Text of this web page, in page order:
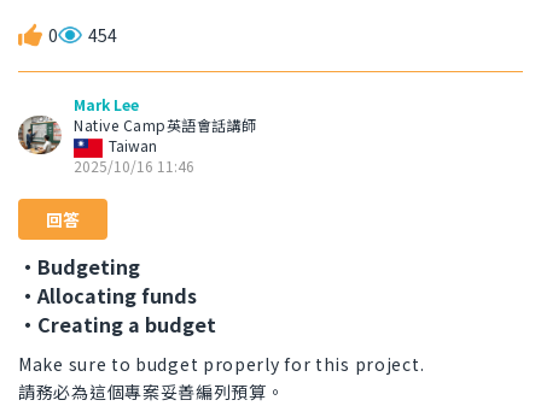
0 454
Mark Lee
Native Camp英語會話講師
Taiwan
2025/10/16 11:46
回答
・Budgeting
・Allocating funds
・Creating a budget
Make sure to budget properly for this project.
請務必為這個專案妥善編列預算。